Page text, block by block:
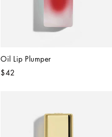
Oil Lip Plumper
$42